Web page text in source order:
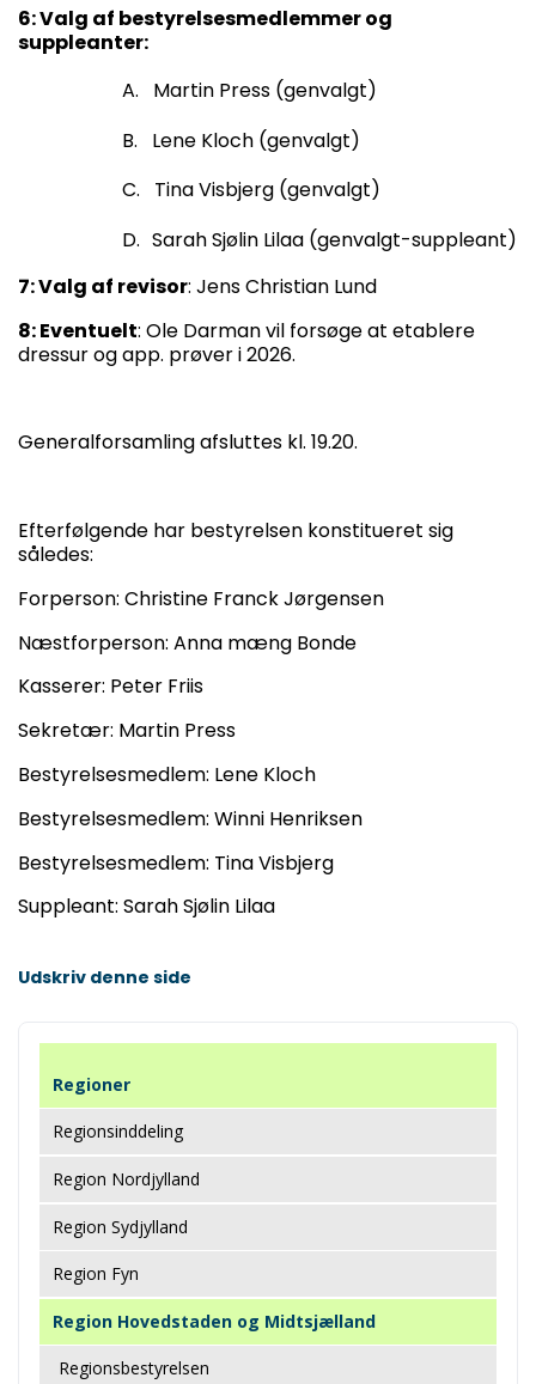
6: Valg af bestyrelsesmedlemmer og
suppleanter:
A.
Martin Press (genvalgt)
B.
Lene Kloch (genvalgt)
C.
Tina Visbjerg (genvalgt)
D. Sarah Sjølin Lilaa (genvalgt-suppleant)
7: Valg af revisor: Jens Christian Lund
8: Eventuelt: Ole Darman vil forsøge at etablere
dressur og app. prøver i 2026.
Generalforsamling afsluttes kl. 19.20.
Efterfølgende har bestyrelsen konstitueret sig
således:
Forperson: Christine Franck Jørgensen
Næstforperson: Anna mæng Bonde
Kasserer: Peter Friis
Sekretær: Martin Press
Bestyrelsesmedlem: Lene Kloch
Bestyrelsesmedlem: Winni Henriksen
Bestyrelsesmedlem: Tina Visbjerg
Suppleant: Sarah Sjølin Lilaa
Udskriv denne side
Regioner
Regionsinddeling
Region Nordjylland
Region Sydjylland
Region Fyn
Region Hovedstaden og Midtsjælland
Regionsbestyrelsen